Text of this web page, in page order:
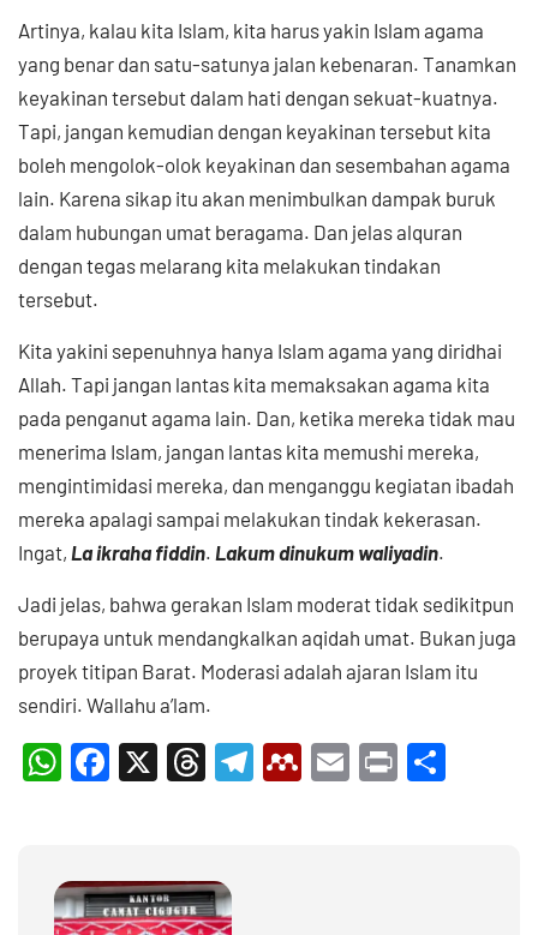
Artinya, kalau kita Islam, kita harus yakin Islam agama
yang benar dan satu-satunya jalan kebenaran. Tanamkan
keyakinan tersebut dalam hati dengan sekuat-kuatnya.
Tapi, jangan kemudian dengan keyakinan tersebut kita
boleh mengolok-olok keyakinan dan sesembahan agama
lain. Karena sikap itu akan menimbulkan dampak buruk
dalam hubungan umat beragama. Dan jelas alquran
dengan tegas melarang kita melakukan tindakan
tersebut.
Kita yakini sepenuhnya hanya Islam agama yang diridhai
Allah. Tapi jangan lantas kita memaksakan agama kita
pada penganut agama lain. Dan, ketika mereka tidak mau
menerima Islam, jangan lantas kita memushi mereka,
mengintimidasi mereka, dan menganggu kegiatan ibadah
mereka apalagi sampai melakukan tindak kekerasan.
Ingat, La ikraha fiddin. Lakum dinukum waliyadin.
Jadi jelas, bahwa gerakan Islam moderat tidak sedikitpun
berupaya untuk mendangkalkan aqidah umat. Bukan juga
proyek titipan Barat. Moderasi adalah ajaran Islam itu
sendiri. Wallahu a’lam.
WhatsApp
Facebook
X Threads
Telegram
Mendeley
Email
Print